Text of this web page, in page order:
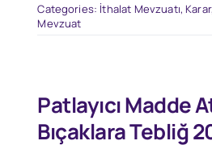
Categories: İthalat Mevzuatı,
Mevzuat
Patlayıcı Madde
Bıçaklara Tebliğ